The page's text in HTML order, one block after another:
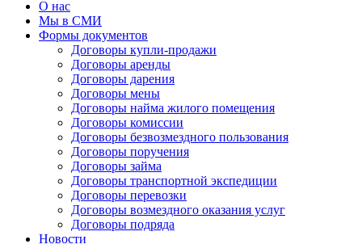
О нас
Мы в СМИ
Формы документов
Договоры купли-продажи
Договоры аренды
Договоры дарения
Договоры мены
Договоры найма жилого помещения
Договоры комиссии
Договоры безвозмездного пользования
Договоры поручения
Договоры займа
Договоры транспортной экспедиции
Договоры перевозки
Договоры возмездного оказания услуг
Договоры подряда
Новости